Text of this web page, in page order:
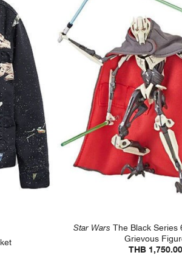
Star Wars The Black Series
Grievous
THB 1,750.00